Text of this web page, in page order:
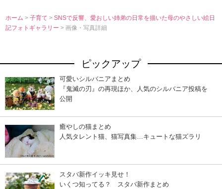
ホーム >子育て>SNSで反響、愛おしい姉弟の日常を描いた母のやさしい絵日
記フォトギャラリー> 画像・写真詳細
ピックアップ
可愛いシルバニアまとめ
『鬼滅の刃』の再現ほか、人気のシルバニア投稿を
公開
癒やしの猫まとめ
人気タレント猫、猫写真集…キュートな猫ズラリ
スタバ新作イッキ見せ！
いくつ知ってる？ スタバ新作まとめ